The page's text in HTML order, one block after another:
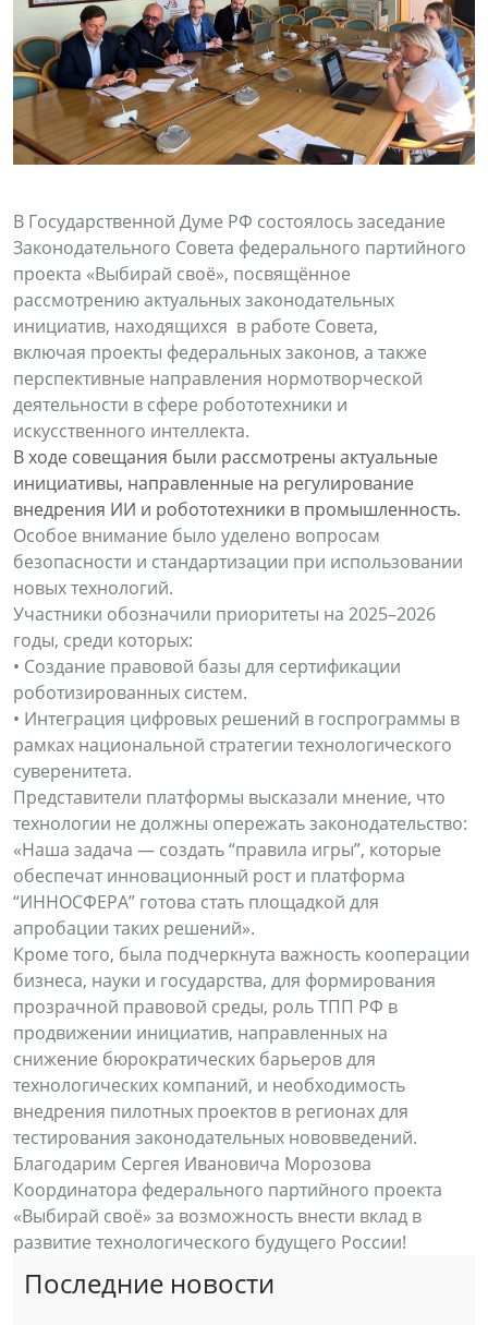
В Государственной Думе РФ состоялось заседание
Законодательного Совета федерального партийного
проекта «Выбирай своё», посвящённое
рассмотрению актуальных законодательных
инициатив, находящихся в работе Совета,
включая проекты федеральных законов, а также
перспективные направления нормотворческой
деятельности в сфере робототехники и
искусственного интеллекта.
В ходе совещания были рассмотрены актуальные
инициативы, направленные на регулирование
внедрения ИИ и робототехники в промышленность.
Особое внимание было уделено вопросам
безопасности и стандартизации при использовании
новых технологий.
Участники обозначили приоритеты на 2025–2026
годы, среди которых:
• Создание правовой базы для сертификации
роботизированных систем.
• Интеграция цифровых решений в госпрограммы в
рамках национальной стратегии технологического
суверенитета.
Представители платформы высказали мнение, что
технологии не должны опережать законодательство:
«Наша задача — создать “правила игры”, которые
обеспечат инновационный рост и платформа
“ИННОСФЕРА” готова стать площадкой для
апробации таких решений».
Кроме того, была подчеркнута важность кооперации
бизнеса, науки и государства, для формирования
прозрачной правовой среды, роль ТПП РФ в
продвижении инициатив, направленных на
снижение бюрократических барьеров для
технологических компаний, и необходимость
внедрения пилотных проектов в регионах для
тестирования законодательных нововведений.
Благодарим Сергея Ивановича Морозова
Координатора федерального партийного проекта
«Выбирай своё» за возможность внести вклад в
развитие технологического будущего России!
Последние новости